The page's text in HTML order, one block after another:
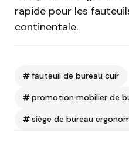
rapide pour les
continentale.
fauteuil de bureau cuir
promotion mobilier de
siège de bureau